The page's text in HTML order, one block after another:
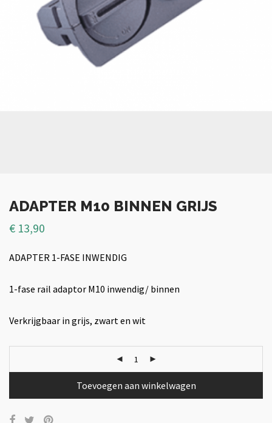
ADAPTER M10 BINNEN GRIJS
€ 13,90
ADAPTER 1-FASE INWENDIG
1-fase rail adaptor M10 inwendig/ binnen
Verkrijgbaar in grijs, zwart en wit
Toevoegen aan winkelwagen